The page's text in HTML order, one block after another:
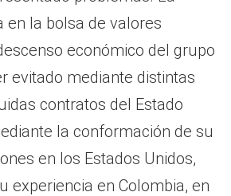
en la bolsa de valores
económico del grupo
evitado mediante distintas
contratos del Estado
la conformación de su
en los Estados Unidos,
experiencia en Colombia, en